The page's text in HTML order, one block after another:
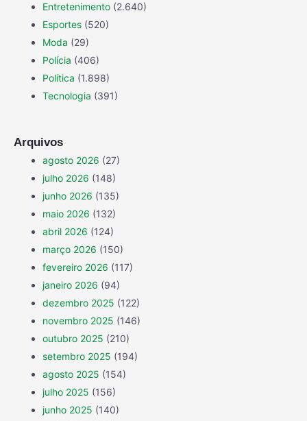
Entretenimento (2.640)
Esportes (520)
Moda (29)
Polícia (406)
Política (1.898)
Tecnologia (391)
Arquivos
agosto 2026 (27)
julho 2026 (148)
junho 2026 (135)
maio 2026 (132)
abril 2026 (124)
março 2026 (150)
fevereiro 2026 (117)
janeiro 2026 (94)
dezembro 2025 (122)
novembro 2025 (146)
outubro 2025 (210)
setembro 2025 (194)
agosto 2025 (154)
julho 2025 (156)
junho 2025 (140)